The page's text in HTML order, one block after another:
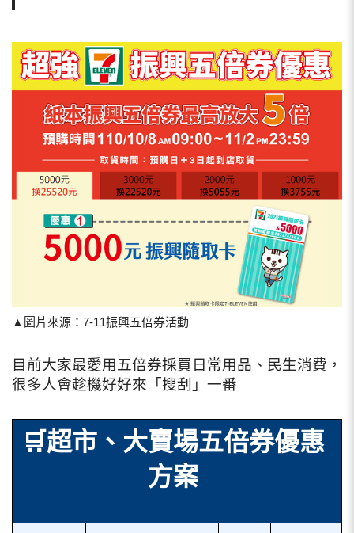
▲圖片來源：7-11振興五倍券活動
目前大家最愛用五倍券採買日常用品、民生消費，
很多人會趁機好好來「搜刮」一番
🛒超市、 大賣場五倍券優惠
方案